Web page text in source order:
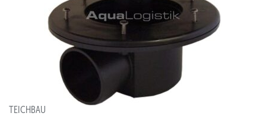
TEICHBAU